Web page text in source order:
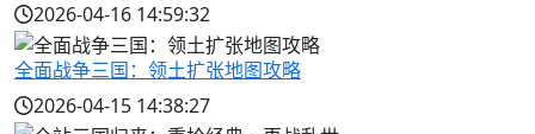
2026-04-16 14:59:32
全面战争三国：领土扩张地图攻略
2026-04-15 14:38:27